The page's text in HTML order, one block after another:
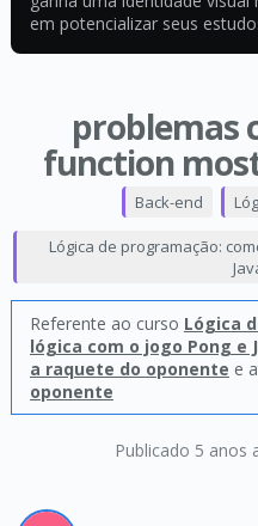
em potencializar seus
problemas
function
Publicado 5 anos
Back-end
Lógica de programação:
Referente ao curso Lógica
lógica com o jogo Pong e
a raquete do oponente e
oponente